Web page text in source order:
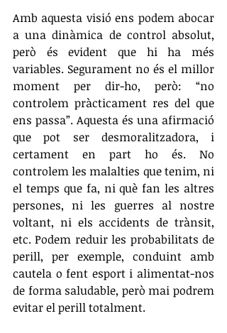
Amb aquesta visió ens podem abocar
a una dinàmica de control absolut,
però és evident que hi ha més
variables. Segurament no és el millor
moment per dir-ho, però: “no
controlem pràcticament res del que
ens passa”. Aquesta és una afirmació
que pot ser desmoralitzadora, i
certament en part ho és. No
controlem les malalties que tenim, ni
el temps que fa, ni què fan les altres
persones, ni les guerres al nostre
voltant, ni els accidents de trànsit,
etc. Podem reduir les probabilitats de
perill, per exemple, conduint amb
cautela o fent esport i alimentat-nos
de forma saludable, però mai podrem
evitar el perill totalment.